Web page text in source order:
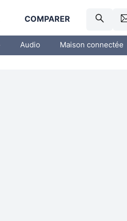
COMPARER
Audio Maison connectée